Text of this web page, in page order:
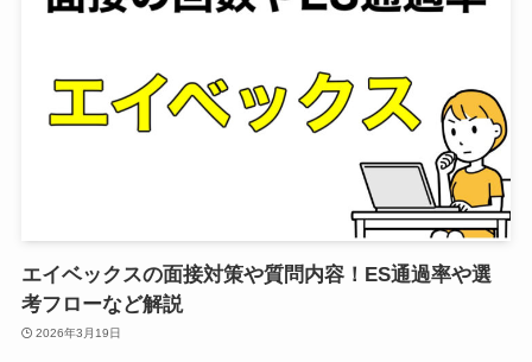
エイベックスの面接対策や質問内容！ES通過率や選
考フローなど解説
2026年3月19日